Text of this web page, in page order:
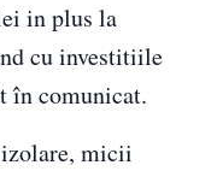
in plus la
cu investitiile
în comunicat.
micii